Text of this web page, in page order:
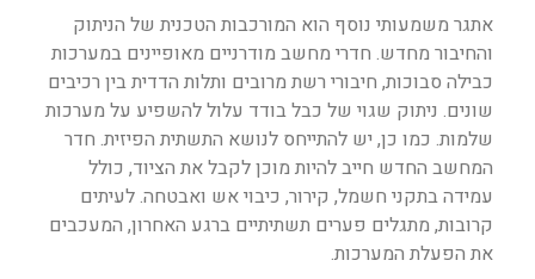
אתגר משמעותי נוסף הוא המורכבות הטכנית של הניתוק
והחיבור מחדש. חדרי מחשב מודרניים מאופיינים במערכות
כבילה סבוכות, חיבורי רשת מרובים ותלות הדדית בין רכיבים
שונים. ניתוק שגוי של כבל בודד עלול להשפיע על מערכות
שלמות. כמו כן, יש להתייחס לנושא התשתית הפיזית. חדר
המחשב החדש חייב להיות מוכן לקבל את הציוד, כולל
עמידה בתקני חשמל, קירור, כיבוי אש ואבטחה. לעיתים
קרובות, מתגלים פערים תשתיתיים ברגע האחרון, המעכבים
את הפעלת המערכות.